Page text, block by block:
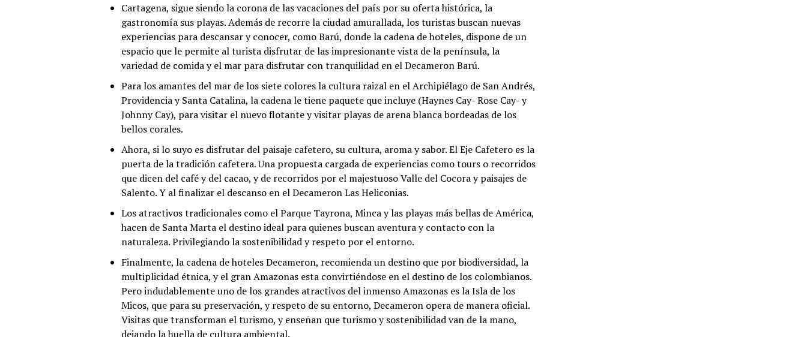
Cartagena, sigue siendo la corona de las vacaciones del país por su oferta histórica, la
gastronomía sus playas. Además de recorre la ciudad amurallada, los turistas buscan nuevas
experiencias para descansar y conocer, como Barú, donde la cadena de hoteles, dispone de un
espacio que le permite al turista disfrutar de las impresionante vista de la península, la
variedad de comida y el mar para disfrutar con tranquilidad en el Decameron Barú.
Para los amantes del mar de los siete colores la cultura raizal en el Archipiélago de San Andrés,
Providencia y Santa Catalina, la cadena le tiene paquete que incluye (Haynes Cay- Rose Cay- y
Johnny Cay), para visitar el nuevo flotante y visitar playas de arena blanca bordeadas de los
bellos corales.
Ahora, si lo suyo es disfrutar del paisaje cafetero, su cultura, aroma y sabor. El Eje Cafetero es la
puerta de la tradición cafetera. Una propuesta cargada de experiencias como tours o recorridos
que dicen del café y del cacao, y de recorridos por el majestuoso Valle del Cocora y paisajes de
Salento. Y al finalizar el descanso en el Decameron Las Heliconias.
Los atractivos tradicionales como el Parque Tayrona, Minca y las playas más bellas de América,
hacen de Santa Marta el destino ideal para quienes buscan aventura y contacto con la
naturaleza. Privilegiando la sostenibilidad y respeto por el entorno.
Finalmente, la cadena de hoteles Decameron, recomienda un destino que por biodiversidad, la
multiplicidad étnica, y el gran Amazonas esta convirtiéndose en el destino de los colombianos.
Pero indudablemente uno de los grandes atractivos del inmenso Amazonas es la Isla de los
Micos, que para su preservación, y respeto de su entorno, Decameron opera de manera oficial.
Visitas que transforman el turismo, y enseñan que turismo y sostenibilidad van de la mano,
dejando la huella de cultura ambiental.